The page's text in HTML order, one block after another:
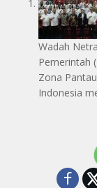
Wadah
Pemerintah
Zona
Indonesia